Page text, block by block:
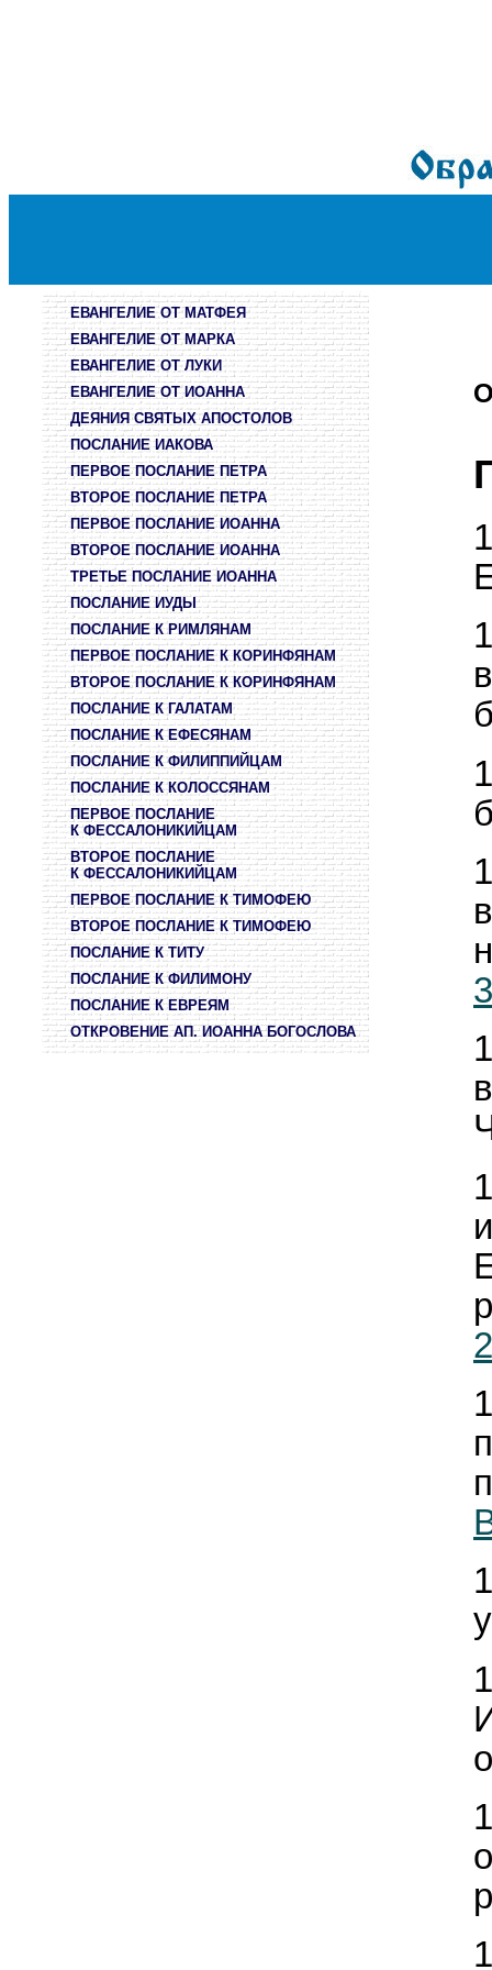
ЕВАНГЕЛИЕ ОТ МАТФЕЯ
ЕВАНГЕЛИЕ ОТ МАРКА
ЕВАНГЕЛИЕ ОТ ЛУКИ
ЕВАНГЕЛИЕ ОТ ИОАННА
ДЕЯНИЯ СВЯТЫХ АПОСТОЛОВ
ПОСЛАНИЕ ИАКОВА
ПЕРВОЕ ПОСЛАНИЕ ПЕТРА
ВТОРОЕ ПОСЛАНИЕ ПЕТРА
ПЕРВОЕ ПОСЛАНИЕ ИОАННА
ВТОРОЕ ПОСЛАНИЕ ИОАННА
ТРЕТЬЕ ПОСЛАНИЕ ИОАННА
ПОСЛАНИЕ ИУДЫ
ПОСЛАНИЕ К РИМЛЯНАМ
ПЕРВОЕ ПОСЛАНИЕ К КОРИНФЯНАМ
ВТОРОЕ ПОСЛАНИЕ К КОРИНФЯНАМ
ПОСЛАНИЕ К ГАЛАТАМ
ПОСЛАНИЕ К ЕФЕСЯНАМ
ПОСЛАНИЕ К ФИЛИППИЙЦАМ
ПОСЛАНИЕ К КОЛОССЯНАМ
ПЕРВОЕ ПОСЛАНИЕ
К ФЕССАЛОНИКИЙЦАМ
ВТОРОЕ ПОСЛАНИЕ
К ФЕССАЛОНИКИЙЦАМ
ПЕРВОЕ ПОСЛАНИЕ К ТИМОФЕЮ
ВТОРОЕ ПОСЛАНИЕ К ТИМОФЕЮ
ПОСЛАНИЕ К ТИТУ
ПОСЛАНИЕ К ФИЛИМОНУ
ПОСЛАНИЕ К ЕВРЕЯМ
ОТКРОВЕНИЕ АП. ИОАННА БОГОСЛОВА